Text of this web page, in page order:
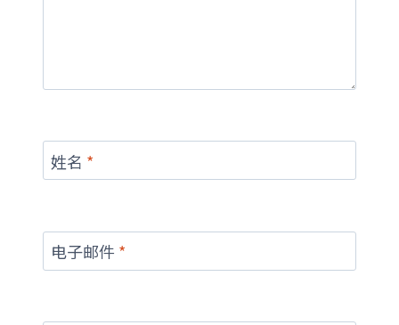
姓名 *
电子邮件 *